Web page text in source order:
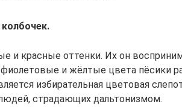
и красные оттенки. Их он
и жёлтые цвета пёсики
избирательная цветовая
страдающих дальтонизмом.